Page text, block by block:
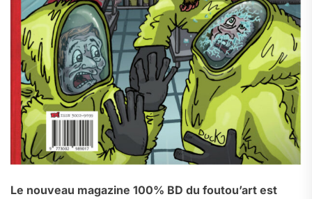
Le nouveau magazine 100% BD du foutou’art est